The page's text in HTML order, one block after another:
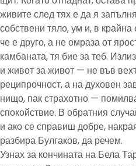
живите след тях е да я
собствени тяло, ум и, в крайна
че е друго, а не омраза от
камбаната, тя бие за теб.
и живот за живот — не във
реципрочност, а на духовен
нищо, пак страхотно —
спокойствие. В обратния
и ако се справиш добре,
разбира Булгаков, да речем.
Узнах за кончината на Бела